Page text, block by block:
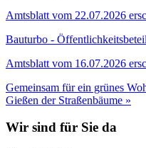
Amtsblatt vom 22.07.2026
Bauturbo -
Amtsblatt vom 16.07.2026
Gemeinsam für ein grünes
Gießen der Straßenbäume »
Wir sind für Sie da